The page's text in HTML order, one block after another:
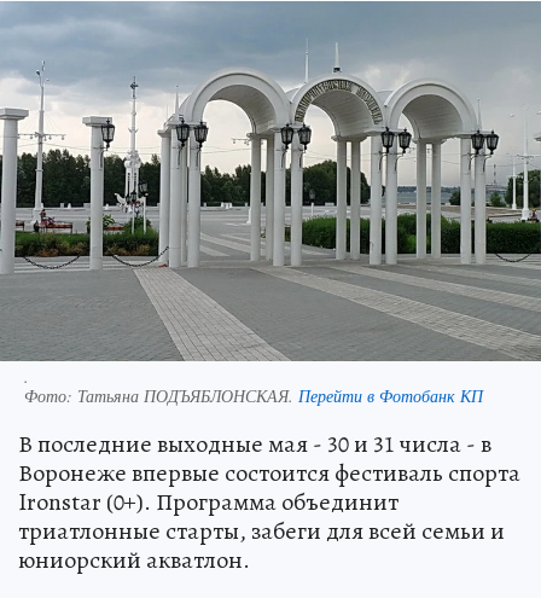
.
Фото: Татьяна ПОДЪЯБЛОНСКАЯ. Перейти в Фотобанк КП
В последние выходные мая - 30 и 31 числа - в
Воронеже впервые состоится фестиваль спорта
Ironstar (0+). Программа объединит
триатлонные старты, забеги для всей семьи и
юниорский акватлон.